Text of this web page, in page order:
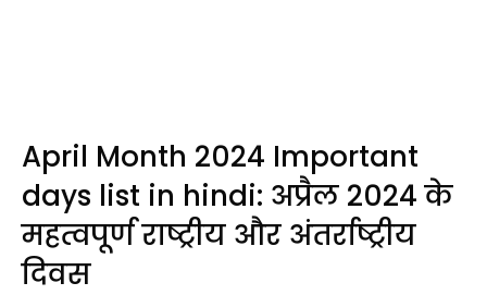
April Month 2024 Important
days list in hindi: अप्रैल 2024 के
महत्वपूर्ण राष्ट्रीय और अंतर्राष्ट्रीय
दिवस